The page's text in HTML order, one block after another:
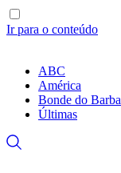
Ir para o conteúdo
ABC
América
Bonde do Barba
Últimas